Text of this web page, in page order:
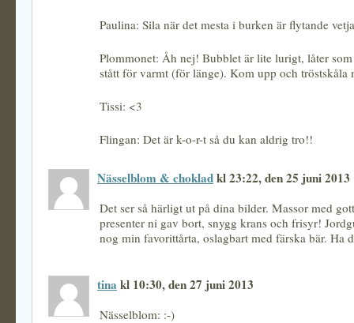
Paulina: Sila när det mesta i burken är flytande
Plommonet: Åh nej! Bubblet är lite lurigt, låter
stått för varmt (för länge). Kom upp och tröstskåla
Tissi: <3
Flingan: Det är k-o-r-t så du kan aldrig tro!!
Nässelblom & chokladkl 23:22, den 25 juni 2013
Det ser så härligt ut på dina bilder. Massor med
presenter ni gav bort, snygg krans och frisyr!
nog min favorittårta, oslagbart med färska bär. Ha
tina kl 10:30, den 27 juni 2013
Nässelblom: :-)